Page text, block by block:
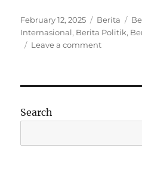
Posted
on
February 12, 2025 Categories
Berita
Internasional, Berita Politik,
Leave a commenton
Lapor
Tahunan
Search